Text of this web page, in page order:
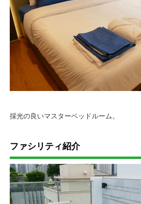
採光の良いマスターベッドルーム。
ファシリティ紹介